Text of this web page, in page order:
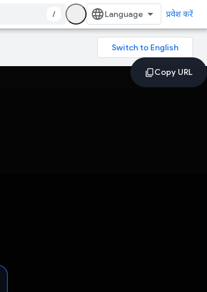
/ प्रवेश करें